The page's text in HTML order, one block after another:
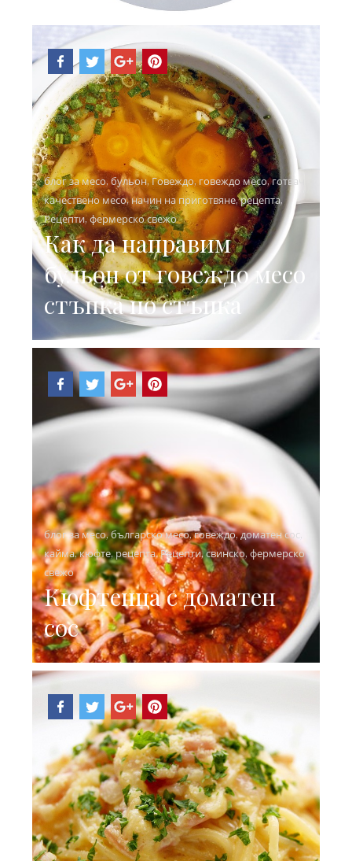
блог за месо,бульон,Говеждо,говеждо месо,готвач
качествено месо,начин на приготвяне,рецепта,
Рецепти,фермерско свежо
Как да направим
бульон от говеждо месо
стъпка по стъпка
блог за месо,българско месо,говеждо,доматен сос,
кайма,кюфте,рецепта,Рецепти,свинско, фермерско
свежо
Кюфтенца с доматен
сос